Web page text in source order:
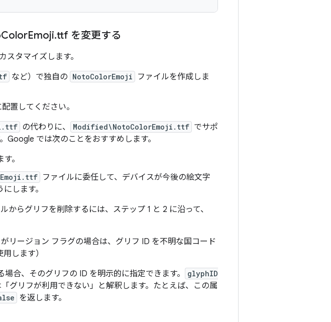
ColorEmoji.ttf を変更する
タマイズします。
など）で独自の NotoColorEmoji
ファイルを作成しま
置してください。
の代わりに、 Modified\NotoColorEmoji.ttf でサポ
では次のことをおすすめします。
。
ファイルに委任して、デバイスが今後の絵文字
します。
からグリフを削除するには、ステップ 1 と 2 に沿って、
リージョン フラグの場合は、グリフ ID を不明な国コード
用します）
場合、そのグリフの ID を明示的に指定できます。
glyphID
グリフが利用できない」と解釈します。たとえば、この属
を返します。